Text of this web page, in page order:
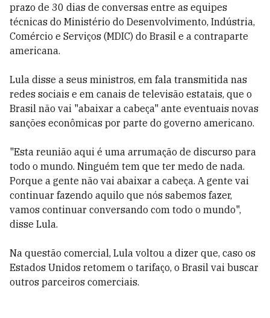
prazo de 30 dias de conversas entre as equipes
técnicas do Ministério do Desenvolvimento, Indústria,
Comércio e Serviços (MDIC) do Brasil e a contraparte
americana.
Lula disse a seus ministros, em fala transmitida nas
redes sociais e em canais de televisão estatais, que o
Brasil não vai "abaixar a cabeça" ante eventuais novas
sanções econômicas por parte do governo americano.
"Esta reunião aqui é uma arrumação de discurso para
todo o mundo. Ninguém tem que ter medo de nada.
Porque a gente não vai abaixar a cabeça. A gente vai
continuar fazendo aquilo que nós sabemos fazer,
vamos continuar conversando com todo o mundo",
disse Lula.
Na questão comercial, Lula voltou a dizer que, caso os
Estados Unidos retomem o tarifaço, o Brasil vai buscar
outros parceiros comerciais.